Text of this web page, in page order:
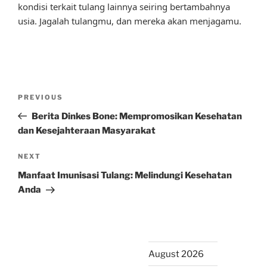
kondisi terkait tulang lainnya seiring bertambahnya
usia. Jagalah tulangmu, dan mereka akan menjagamu.
Previous
Post
PREVIOUS
Berita Dinkes Bone: Mempromosikan Kesehatan
dan Kesejahteraan Masyarakat
Next
Post
NEXT
Manfaat Imunisasi Tulang: Melindungi Kesehatan
Anda
August 2026